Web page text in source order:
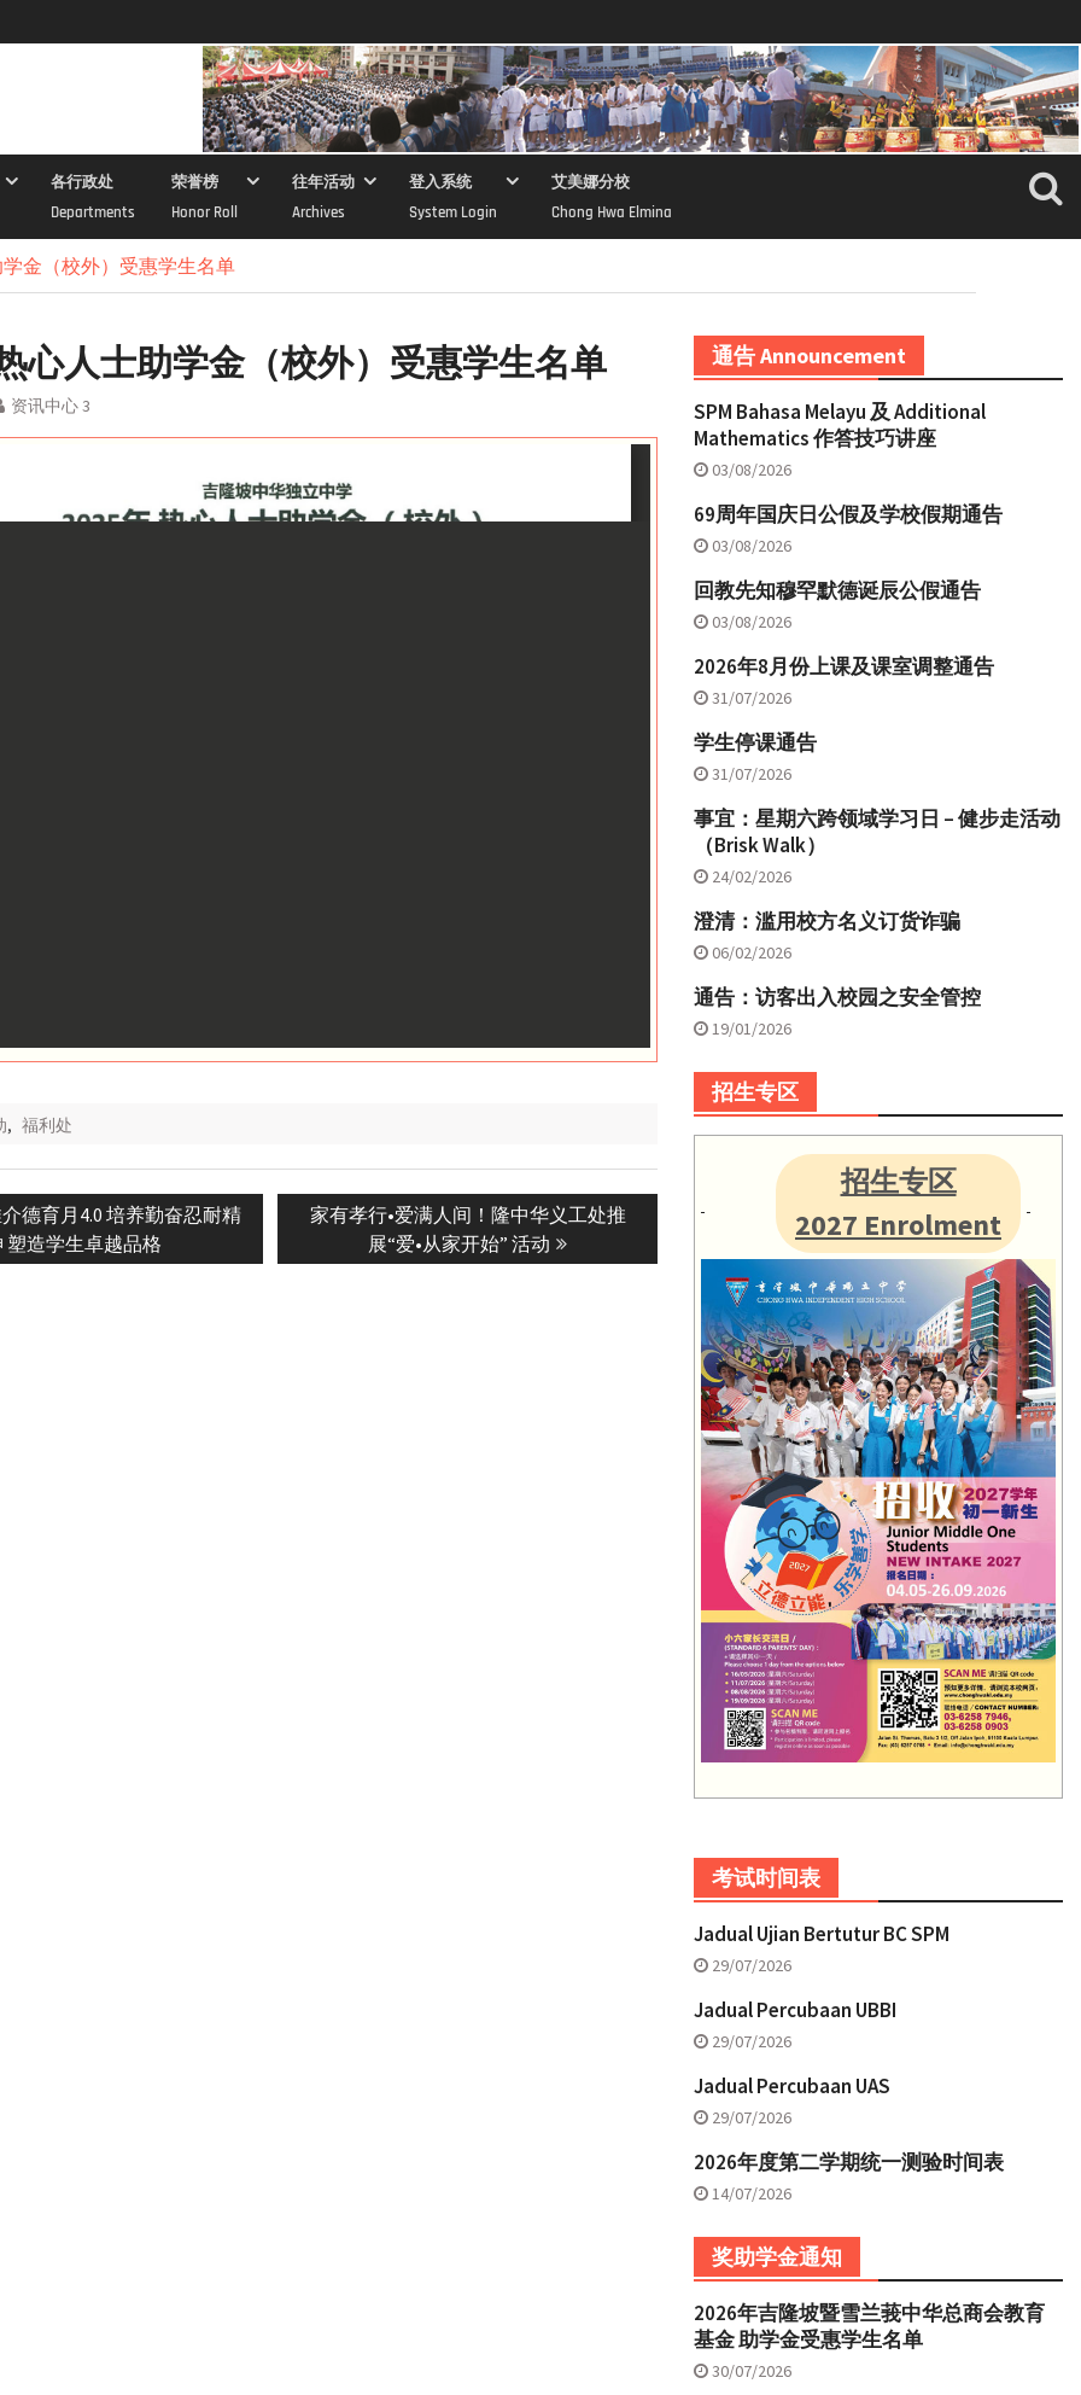
各行政处
Departments
荣誉榜
Honor Roll
往年活动
Archives
登入系统
System Login
艾美娜分校
Chong Hwa Elmina
金（校外）受惠学生名单
心人士助学金（校外）受惠学生名单
资讯中心 3
, 福利处
德育月4.0 培养勤奋忍耐精
塑造学生卓越品格
Next
家有孝行•爱满人间！隆中华义工处推
展“爱•从家开始” 活动
通告 Announcement
SPM Bahasa Melayu 及 Additional
Mathematics 作答技巧讲座
03/08/2026
69周年国庆日公假及学校假期通告
03/08/2026
回教先知穆罕默德诞辰公假通告
03/08/2026
2026年8月份上课及课室调整通告
31/07/2026
学生停课通告
31/07/2026
事宜：星期六跨领域学习日 – 健步走活动
（Brisk Walk）
24/02/2026
澄清：滥用校方名义订货诈骗
06/02/2026
通告：访客出入校园之安全管控
19/01/2026
招生专区
招生专区
2027 Enrolment
考试时间表
Jadual Ujian Bertutur BC SPM
29/07/2026
Jadual Percubaan UBBI
29/07/2026
Jadual Percubaan UAS
29/07/2026
2026年度第二学期统一测验时间表
14/07/2026
奖助学金通知
2026年吉隆坡暨雪兰莪中华总商会教育
基金 助学金受惠学生名单
30/07/2026